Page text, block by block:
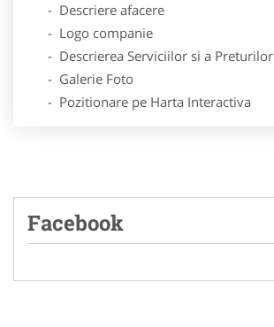
- Descriere afacere
- Logo companie
- Descrierea Serviciilor si a Preturilor
- Galerie Foto
- Pozitionare pe Harta Interactiva
Facebook